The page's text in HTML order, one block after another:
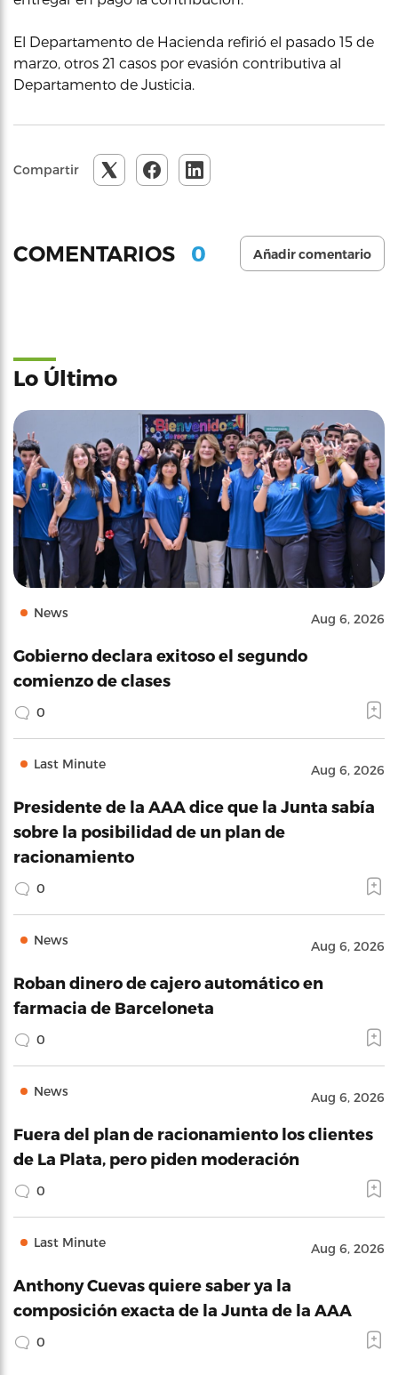
El Departamento de Hacienda refirió el pasado 15 de
marzo, otros 21 casos por evasión contributiva al
Departamento de Justicia.
Compartir
COMENTARIOS 0 Añadir comentario
Lo Último
News Aug 6, 2026
Gobierno declara exitoso el segundo
comienzo de clases
0
Last Minute Aug 6, 2026
Presidente de la AAA dice que la Junta sabía
sobre la posibilidad de un plan de
racionamiento
0
News Aug 6, 2026
Roban dinero de cajero automático en
farmacia de Barceloneta
0
News Aug 6, 2026
Fuera del plan de racionamiento los clientes
de La Plata, pero piden moderación
0
Last Minute Aug 6, 2026
Anthony Cuevas quiere saber ya la
composición exacta de la Junta de la AAA
0